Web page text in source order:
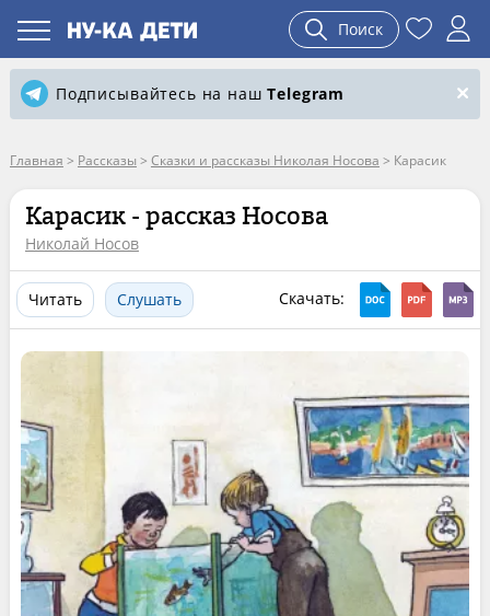
Поиск
Подписывайтесь на нашTelegram
Главная > Рассказы > Сказки и рассказы Николая Носова > Карасик
Карасик - рассказ Носова
Николай Носов
Читать Слушать Скачать: